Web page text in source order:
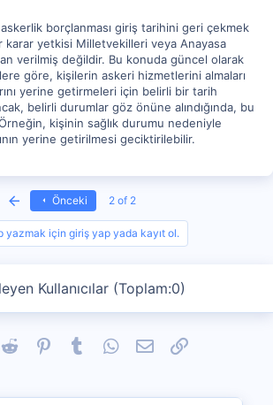
borçlanması giriş tarihini geri çekmek
karar yetkisi Milletvekilleri veya Anayasa
verilmiş değildir. Bu konuda güncel olarak
göre, kişilerin askeri hizmetlerini almaları
yerine getirmeleri için belirli bir tarih
belirli durumlar göz önüne alındığında, bu
kişinin sağlık durumu nedeniyle
yerine getirilmesi geciktirilebilir.
Önceki 2 of 2
yazmak için giriş yap yada kayıt ol.
Kullanıcılar (Toplam:0)
Reddit PinterestTumblrWhatsApp
E-postaLink